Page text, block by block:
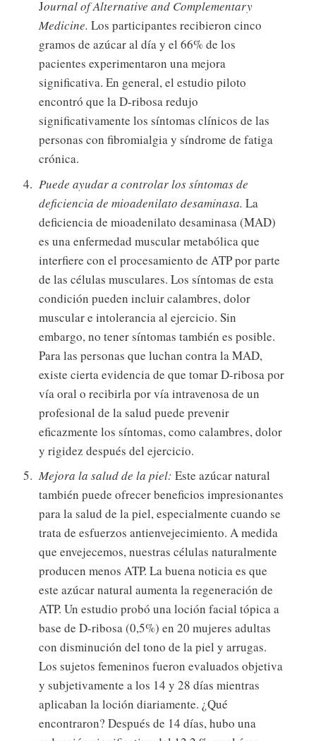
Journal of Alternative and Complementary
Medicine.Los participantes recibieron cinco
gramos de azúcar al día y el 66% de los
pacientes experimentaron una mejora
significativa. En general, el estudio piloto
encontró que la D-ribosa redujo
significativamente los síntomas clínicos de las
personas con fibromialgia y síndrome de fatiga
crónica.
Puede ayudar a controlar los síntomas de
deficiencia de mioadenilato desaminasa.La
deficiencia de mioadenilato desaminasa (MAD)
es una enfermedad muscular metabólica que
interfiere con el procesamiento de ATP por parte
de las células musculares. Los síntomas de esta
condición pueden incluir calambres, dolor
muscular e intolerancia al ejercicio. Sin
embargo, no tener síntomas también es posible.
Para las personas que luchan contra la MAD,
existe cierta evidencia de que tomar D-ribosa por
vía oral o recibirla por vía intravenosa de un
profesional de la salud puede prevenir
eficazmente los síntomas, como calambres, dolor
y rigidez después del ejercicio.
Mejora la salud de la piel:Este azúcar natural
también puede ofrecer beneficios impresionantes
para la salud de la piel, especialmente cuando se
trata de esfuerzos antienvejecimiento. A medida
que envejecemos, nuestras células naturalmente
producen menos ATP. La buena noticia es que
este azúcar natural aumenta la regeneración de
ATP. Un estudio probó una loción facial tópica a
base de D-ribosa (0,5%) en 20 mujeres adultas
con disminución del tono de la piel y arrugas.
Los sujetos femeninos fueron evaluados objetiva
y subjetivamente a los 14 y 28 días mientras
aplicaban la loción diariamente. ¿Qué
encontraron? Después de 14 días, hubo una